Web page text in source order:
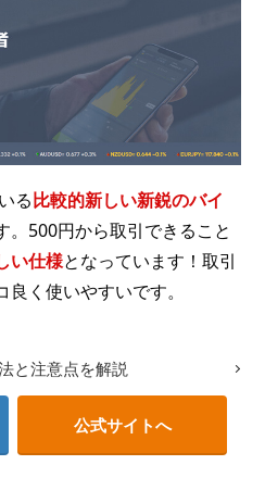
る比較的新しい新鋭のバイ
。500円から取引できること
い仕様となっています！取引
く使いやすいです。
と注意点を解説
公式サイトへ